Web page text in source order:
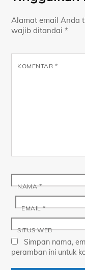
Alamat email Anda
wajib ditandai*
KOMENTAR *
NAMA*
EMAIL*
SITUS WEB
Simpan nama,
peramban ini untuk